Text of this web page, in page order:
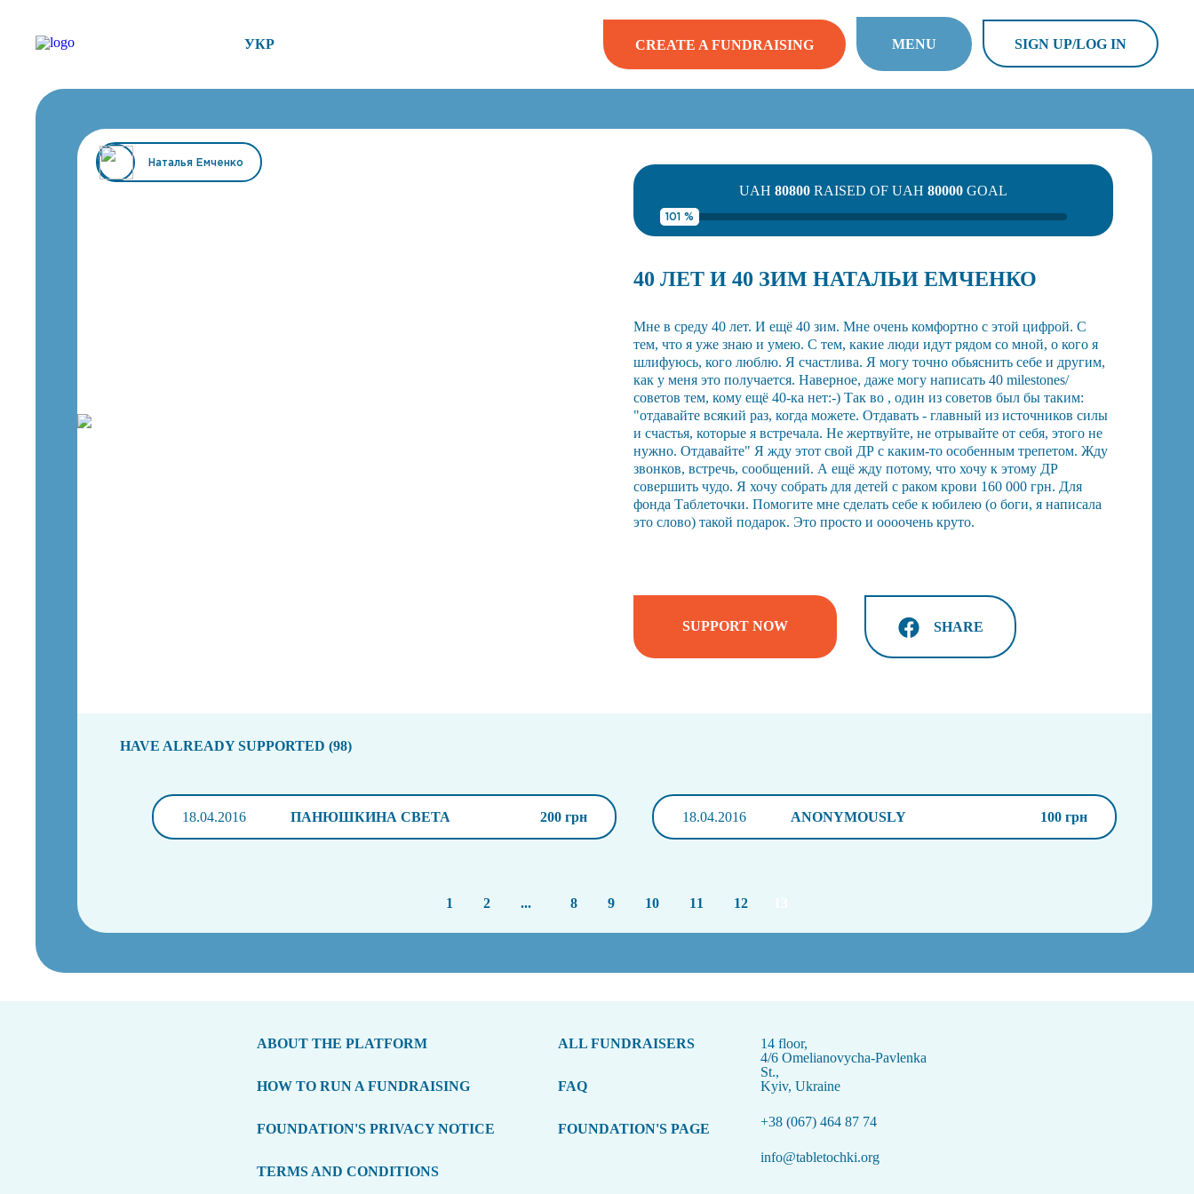
УКР CREATE A FUNDRAISING MENU SIGN UP/LOG IN
Наталья Емченко
UAH 80800 RAISED OF UAH 80000 GOAL
101 %
40 ЛЕТ И 40 ЗИМ НАТАЛЬИ ЕМЧЕНКО
Мне в среду 40 лет. И ещё 40 зим. Мне очень комфортно с этой цифрой. С
тем, что я уже знаю и умею. С тем, какие люди идут рядом со мной, о кого я
шлифуюсь, кого люблю. Я счастлива. Я могу точно обьяснить себе и другим,
как у меня это получается. Наверное, даже могу написать 40 milestones/
советов тем, кому ещё 40-ка нет:-) Так во , один из советов был бы таким:
"отдавайте всякий раз, когда можете. Отдавать - главный из источников силы
и счастья, которые я встречала. Не жертвуйте, не отрывайте от себя, этого не
нужно. Отдавайте" Я жду этот свой ДР с каким-то особенным трепетом. Жду
звонков, встречь, сообщений. А ещё жду потому, что хочу к этому ДР
совершить чудо. Я хочу собрать для детей с раком крови 160 000 грн. Для
фонда Таблеточки. Помогите мне сделать себе к юбилею (о боги, я написала
это слово) такой подарок. Это просто и оооочень круто.
SUPPORT NOW SHARE
HAVE ALREADY SUPPORTED (98)
18.04.2016 ПАНЮШКИНА СВЕТА 200 грн 18.04.2016 ANONYMOUSLY 100 грн
1 2 ... 8 9 10 11 12
ABOUT THE PLATFORM
HOW TO RUN A FUNDRAISING
FOUNDATION'S PRIVACY NOTICE
TERMS AND CONDITIONS
ALL FUNDRAISERS
FAQ
FOUNDATION'S PAGE
14 floor,
4/6 Omelianovycha-Pavlenka
St.,
Kyiv, Ukraine
+38 (067) 464 87 74
info@tabletochki.org